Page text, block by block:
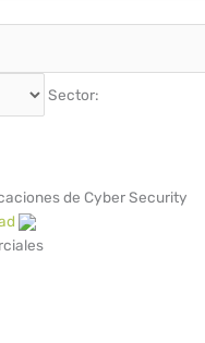
Sector:
de Cyber Security